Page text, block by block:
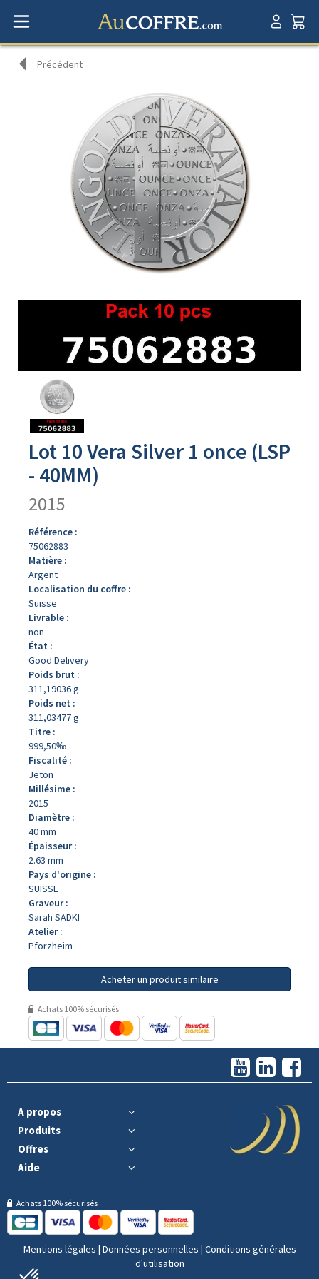
Précédent
produit
Lot 10 Vera Silver 1 once (LSP
- 40MM)
2015
Référence :
75062883
Matière :
Argent
Localisation du coffre :
Suisse
Livrable :
non
État :
Good Delivery
Poids brut :
311,19036 g
Poids net :
311,03477 g
Titre :
999,50‰
Fiscalité :
Jeton
Millésime :
2015
Diamètre :
40 mm
Épaisseur :
2.63 mm
Pays d'origine :
SUISSE
Graveur :
Sarah SADKI
Atelier :
Pforzheim
Acheter un produit similaire
Achats 100% sécurisés
A propos
Produits
Offres
Aide
Achats 100% sécurisés
Mentions légales | Données personnelles | Conditions générales
d'utilisation